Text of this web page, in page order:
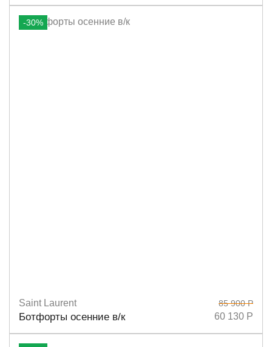
-30%
Размеры38,538
Saint Laurent
Ботфорты осенние в/к
85 900 Р
60 130 Р